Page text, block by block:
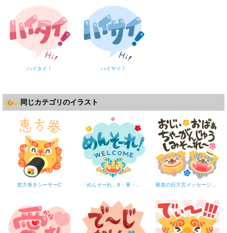
ハイタイ！ ハイサイ！
同じカテゴリのイラスト
恵方巻きシーサーC